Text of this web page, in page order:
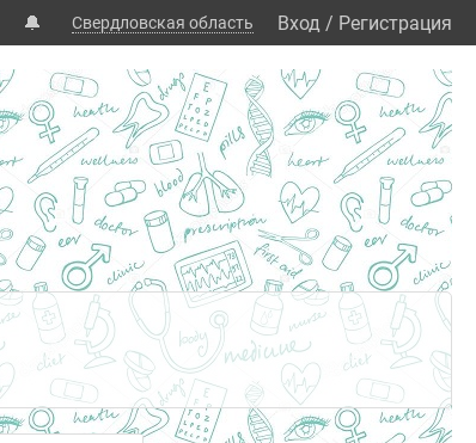
🔔 Свердловская область Вход / Регистрация